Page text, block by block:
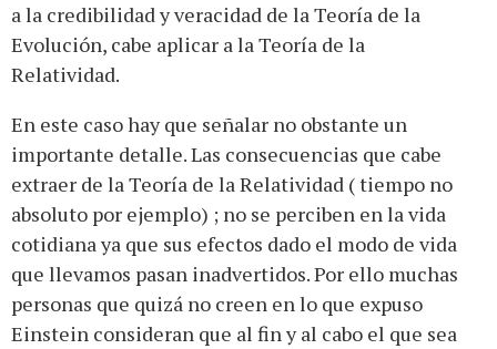
a la credibilidad y veracidad de la Teoría de la
Evolución, cabe aplicar a la Teoría de la
Relatividad.
En este caso hay que señalar no obstante un
importante detalle. Las consecuencias que cabe
extraer de la Teoría de la Relatividad ( tiempo no
absoluto por ejemplo) ; no se perciben en la vida
cotidiana ya que sus efectos dado el modo de vida
que llevamos pasan inadvertidos. Por ello muchas
personas que quizá no creen en lo que expuso
Einstein consideran que al fin y al cabo el que sea